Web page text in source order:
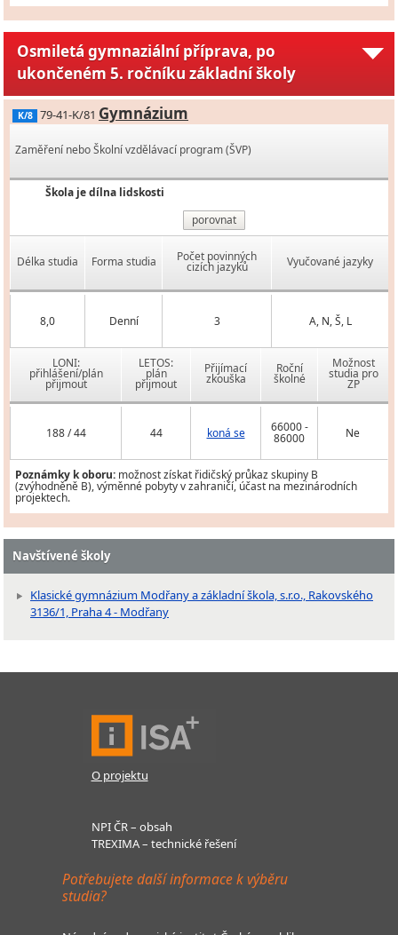
Osmiletá gymnaziální příprava, po
ukončeném 5. ročníku základní školy
K/8 79-41-K/81 Gymnázium
Zaměření nebo Školní vzdělávací program (ŠVP)
Škola je dílna lidskosti
porovnat
Délka studia Forma studia Počet povinných
cizích jazyků Vyučované jazyky
8,0 Denní 3 A, N, Š, L
LONI:
přihlášení/plán
přijmout
LETOS:
plán
přijmout
Přijímací
zkouška
Roční
školné
Možnost
studia pro
ZP
188 / 44 44 koná se 66000 -
86000 Ne
Poznámky k oboru: možnost získat řidičský průkaz skupiny B
(zvýhodněně B), výměnné pobyty v zahraničí, účast na mezinárodních
projektech.
Navštívené školy
Klasické gymnázium Modřany a základní škola, s.r.o., Rakovského
3136/1, Praha 4 - Modřany
O projektu
NPI ČR – obsah
TREXIMA – technické řešení
Potřebujete další informace k výběru
studia?